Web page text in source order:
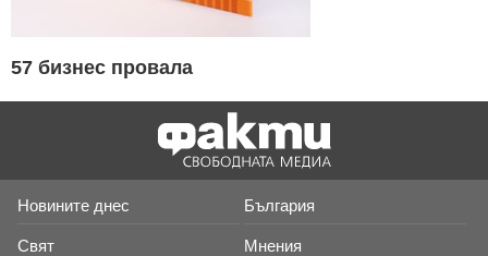
57 бизнес провала
Новините днес България
Свят Мнения